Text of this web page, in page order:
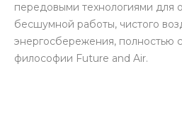
передовыми технологиями для
бесшумной работы, чистого
энергосбережения, полностью
философии Future and Air.